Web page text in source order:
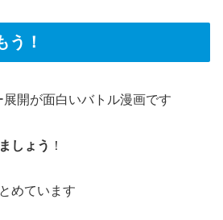
う！
開が面白いバトル漫画です
しょう ！
めています